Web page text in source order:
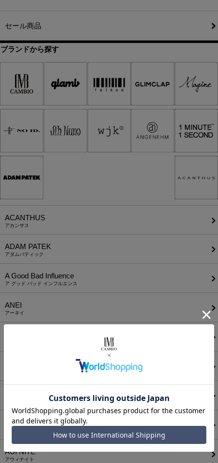
セール商品
ブランドから探す
ACANTHUS
アカンサス
ADAM PATEK
アダムパティック
A Good Bad Influence
ア グッド バッド インフルエンス
ANEI
アーネイ
ATTACHMENT
AUI NITE
アウィナイト